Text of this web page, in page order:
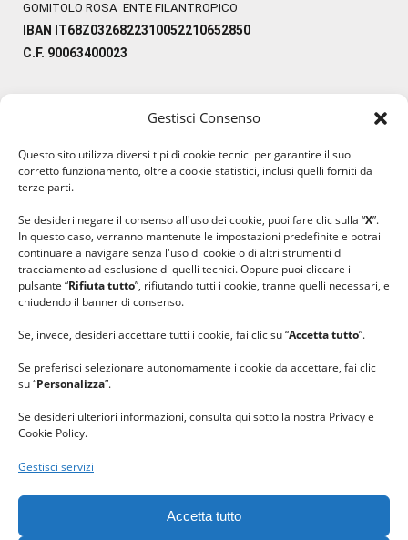
Gestisci Consenso
Questo sito utilizza diversi tipi di cookie tecnici per garantire il suo
corretto funzionamento, oltre a cookie statistici, inclusi quelli forniti da
terze parti.
Se desideri negare il consenso all'uso dei cookie, puoi fare clic sulla “X”.
In questo caso, verranno mantenute le impostazioni predefinite e potrai
continuare a navigare senza l'uso di cookie o di altri strumenti di
tracciamento ad esclusione di quelli tecnici. Oppure puoi cliccare il
pulsante “Rifiuta tutto”, rifiutando tutti i cookie, tranne quelli necessari, e
chiudendo il banner di consenso.
Se, invece, desideri accettare tutti i cookie, fai clic su “Accetta tutto”.
Se preferisci selezionare autonomamente i cookie da accettare, fai clic
su “Personalizza”.
Se desideri ulteriori informazioni, consulta qui sotto la nostra Privacy e
Cookie Policy.
Gestisci servizi
Accetta tutto
GOMITOLO ROSA ENTE FILANTROPICO
IBAN IT68Z0326822310052210652850
C.F. 90063400023
#lanaterapia
#ilcaloredellempatia